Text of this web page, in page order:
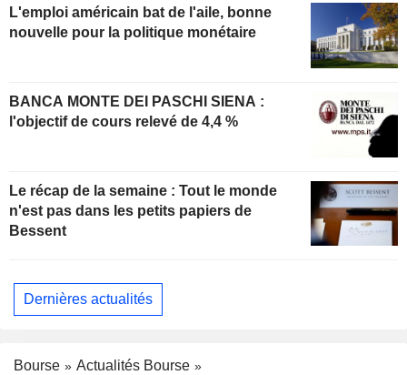
L'emploi américain bat de l'aile, bonne
nouvelle pour la politique monétaire
BANCA MONTE DEI PASCHI SIENA :
l'objectif de cours relevé de 4,4 %
Le récap de la semaine : Tout le monde
n'est pas dans les petits papiers de
Bessent
Dernières actualités
Bourse
Actualités Bourse